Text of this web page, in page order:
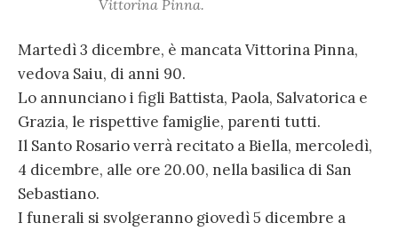
Vittorina Pinna.
Martedì 3 dicembre, è mancata Vittorina Pinna,
vedova Saiu, di anni 90.
Lo annunciano i figli Battista, Paola, Salvatorica e
Grazia, le rispettive famiglie, parenti tutti.
Il Santo Rosario verrà recitato a Biella, mercoledì,
4 dicembre, alle ore 20.00, nella basilica di San
Sebastiano.
I funerali si svolgeranno giovedì 5 dicembre a